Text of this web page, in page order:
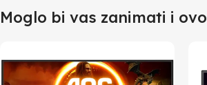
Moglo bi vas zanimati i ovo